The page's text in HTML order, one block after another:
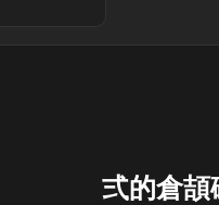
弍的倉頡